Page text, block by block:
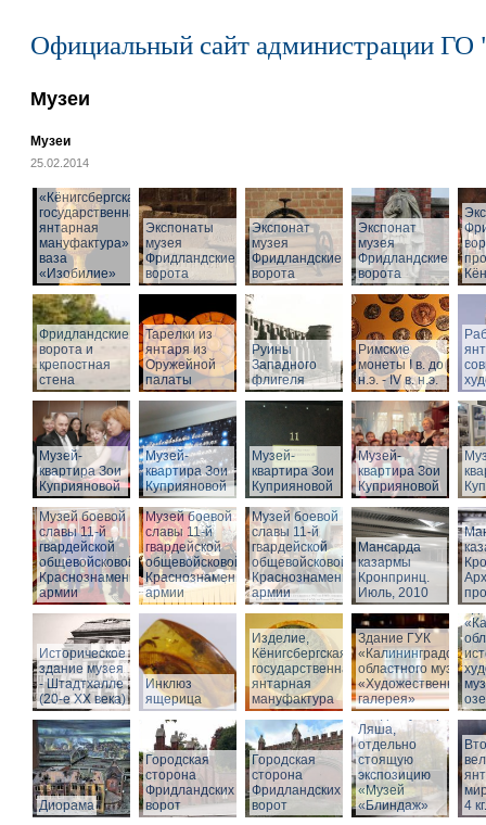
Официальный сайт администрации ГО
Музеи
Музеи
25.02.2014
«Кёнигсбергская
государственная
янтарная
мануфактура» -
ваза
«Изобилие»
Экспонаты
музея
Фридландские
ворота
Экспонат
музея
Фридландские
ворота
Экспонат
музея
Фридландские
ворота
Фридландские
ворота и
крепостная
стена
Тарелки из
янтаря из
Оружейной
палаты
Руины
Западного
флигеля
Римские
монеты I в. до
н.э. - IV в. н.э.
Музей-
квартира Зои
Куприяновой
Музей-
квартира Зои
Куприяновой
Музей-
квартира Зои
Куприяновой
Музей-
квартира Зои
Куприяновой
Музей боевой
славы 11-й
гвардейской
общевойсковой
Краснознаменной
армии
Музей боевой
славы 11-й
гвардейской
общевойсковой
Краснознаменной
армии
Музей боевой
славы 11-й
гвардейской
общевойсковой
Краснознаменной
армии
Мансарда
казармы
Кронпринц.
Июль, 2010
Историческое
здание музея
- Штадтхалле
(20-е XX века)
Инклюз
ящерица
Изделие,
Кёнигсбергская
государственная
янтарная
мануфактура
Здание ГУК
«Калининградского
областного музея
«Художественная
галерея»
Диорама
Городская
сторона
Фридландских
ворот
Городская
сторона
Фридландских
ворот
Вход в бункер
Ляша,
отдельно
стоящую
экспозицию
«Музей
«Блиндаж»
4